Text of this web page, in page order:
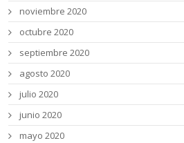
noviembre 2020
octubre 2020
septiembre 2020
agosto 2020
julio 2020
junio 2020
mayo 2020